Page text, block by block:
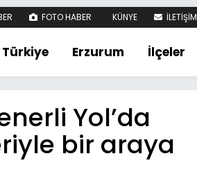
FOTO HABER KÜNYE İLETİŞİM
Türkiye Erzurum İlçeler
Yol’da
bir araya